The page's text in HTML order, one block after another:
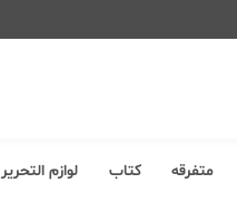
متفرقه کتاب لوازم التحریر